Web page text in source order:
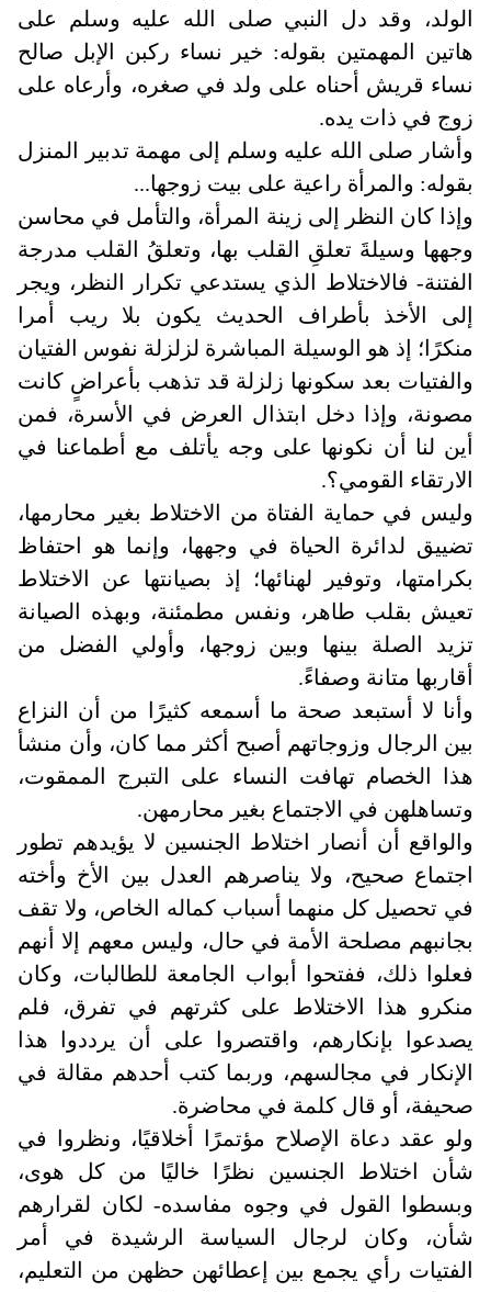
الولد، وقد دل النبي صلى الله عليه وسلم على
هاتين المهمتين بقوله: خير نساء ركبن الإبل صالح
نساء قريش أحناه على ولد في صغره، وأرعاه على
زوج في ذات يده.
وأشار صلى الله عليه وسلم إلى مهمة تدبير المنزل
بقوله: والمرأة راعية على بيت زوجها...
وإذا كان النظر إلى زينة المرأة، والتأمل في محاسن
وجهها وسيلةَ تعلقِ القلب بها، وتعلقُ القلب مدرجة
الفتنة- فالاختلاط الذي يستدعي تكرار النظر، ويجر
إلى الأخذ بأطراف الحديث يكون بلا ريب أمرا
منكرًا؛ إذ هو الوسيلة المباشرة لزلزلة نفوس الفتيان
والفتيات بعد سكونها زلزلة قد تذهب بأعراضٍ كانت
مصونة، وإذا دخل ابتذال العرض في الأسرة، فمن
أين لنا أن نكونها على وجه يأتلف مع أطماعنا في
الارتقاء القومي؟.
وليس في حماية الفتاة من الاختلاط بغير محارمها،
تضييق لدائرة الحياة في وجهها، وإنما هو احتفاظ
بكرامتها، وتوفير لهنائها؛ إذ بصيانتها عن الاختلاط
تعيش بقلب طاهر، ونفس مطمئنة، وبهذه الصيانة
تزيد الصلة بينها وبين زوجها، وأولي الفضل من
أقاربها متانة وصفاءً.
وأنا لا أستبعد صحة ما أسمعه كثيرًا من أن النزاع
بين الرجال وزوجاتهم أصبح أكثر مما كان، وأن منشأ
هذا الخصام تهافت النساء على التبرج الممقوت،
وتساهلهن في الاجتماع بغير محارمهن.
والواقع أن أنصار اختلاط الجنسين لا يؤيدهم تطور
اجتماع صحيح، ولا يناصرهم العدل بين الأخ وأخته
في تحصيل كل منهما أسباب كماله الخاص، ولا تقف
بجانبهم مصلحة الأمة في حال، وليس معهم إلا أنهم
فعلوا ذلك، ففتحوا أبواب الجامعة للطالبات، وكان
منكرو هذا الاختلاط على كثرتهم في تفرق، فلم
يصدعوا بإنكارهم، واقتصروا على أن يرددوا هذا
الإنكار في مجالسهم، وربما كتب أحدهم مقالة في
صحيفة، أو قال كلمة في محاضرة.
ولو عقد دعاة الإصلاح مؤتمرًا أخلاقيًا، ونظروا في
شأن اختلاط الجنسين نظرًا خاليًا من كل هوى،
وبسطوا القول في وجوه مفاسده- لكان لقرارهم
شأن، وكان لرجال السياسة الرشيدة في أمر
الفتيات رأي يجمع بين إعطائهن حظهن من التعليم،